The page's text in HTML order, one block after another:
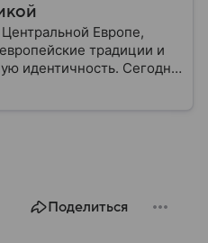
Европе,
традиции и
идентичность. Сегодня
в политике ЕС, а ее
Поделиться